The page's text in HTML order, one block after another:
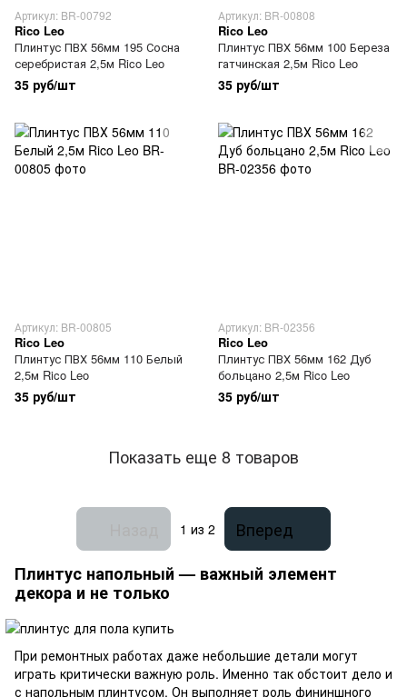
Артикул: BR-00792
Rico Leo
Плинтус ПВХ 56мм 195 Сосна
серебристая 2,5м Rico Leo
35 руб/шт
Артикул: BR-00808
Rico Leo
Плинтус ПВХ 56мм 100 Береза
гатчинская 2,5м Rico Leo
35 руб/шт
Артикул: BR-00805
Rico Leo
Плинтус ПВХ 56мм 110 Белый
2,5м Rico Leo
35 руб/шт
Артикул: BR-02356
Rico Leo
Плинтус ПВХ 56мм 162 Дуб
больцано 2,5м Rico Leo
35 руб/шт
Показать еще 8 товаров
1 из 2
Вперед
Плинтус напольный — важный элемент
декора и не только
При ремонтных работах даже небольшие детали могут
играть критически важную роль. Именно так обстоит дело и
с напольным плинтусом. Он выполняет роль фининшного